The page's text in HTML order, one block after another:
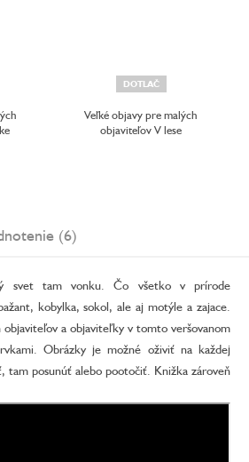
DOTLAČ
Veľké objavy pre malých
objaviteľov V lese
(6)
svet tam vonku. Čo všetko v prírode
kobylka, sokol, ale aj motýle a zajace.
objaviteľov a objaviteľky v tomto veršovanom
Obrázky je možné oživiť na každej
tam posunúť alebo pootočiť. Knižka zároveň